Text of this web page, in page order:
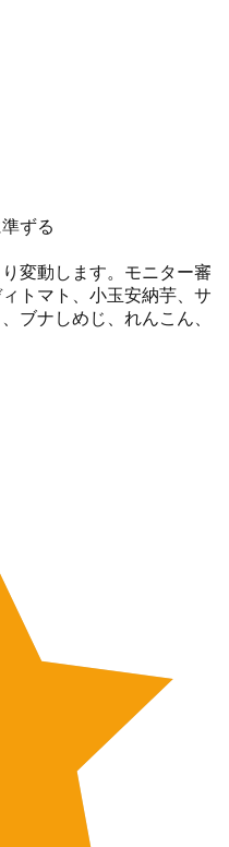
ずる
変動します。モニター審
トマト、小玉安納芋、サ
ブナしめじ、れんこん、